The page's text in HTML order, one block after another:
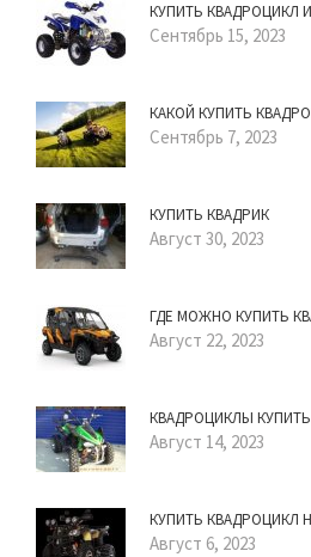
КУПИТЬ КВАДРОЦИКЛ
Сентябрь 15, 2023
КАКОЙ КУПИТЬ
Сентябрь 7, 2023
КУПИТЬ КВАДРИК
Август 30, 2023
ГДЕ МОЖНО КУПИТЬ
Август 22, 2023
КВАДРОЦИКЛЫ
Август 14, 2023
КУПИТЬ КВАДРОЦИКЛ
Август 6, 2023